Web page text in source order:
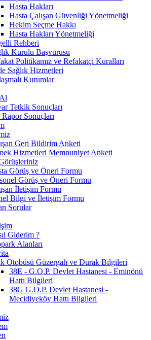
Hasta Hakları
Hasta Çalışan Güvenliği Yönetmeliği
Hekim Seçme Hakkı
Hasta Hakları Yönetmeliği
Rehberi
Kurulu Başvurusu
Politikamız ve Refakatçi Kuralları
Sağlık Hizmetleri
Kurumlar
Tetkik Sonuçları
Sonuçları
Geri Bildirim Anketi
Hizmetleri Memnuniyet Anketi
Görüş ve Öneri Formu
Görüş ve Öneri Formu
İletişim Formu
Bilgi ve İletişim Formu
Sorular
Giderim ?
Alanları
Otobüsü Güzergah ve Durak Bilgileri
38E - G.O.P. Devlet Hastanesi - Eminönü
Hattı Bilgileri
38G G.O.P. Devlet Hastanesi -
Mecidiyeköy Hattı Bilgileri